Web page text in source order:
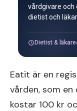
vårdgivare och
dietist och
Dietist & läkare
Eatit är en
vården, som
kostar 100 kr